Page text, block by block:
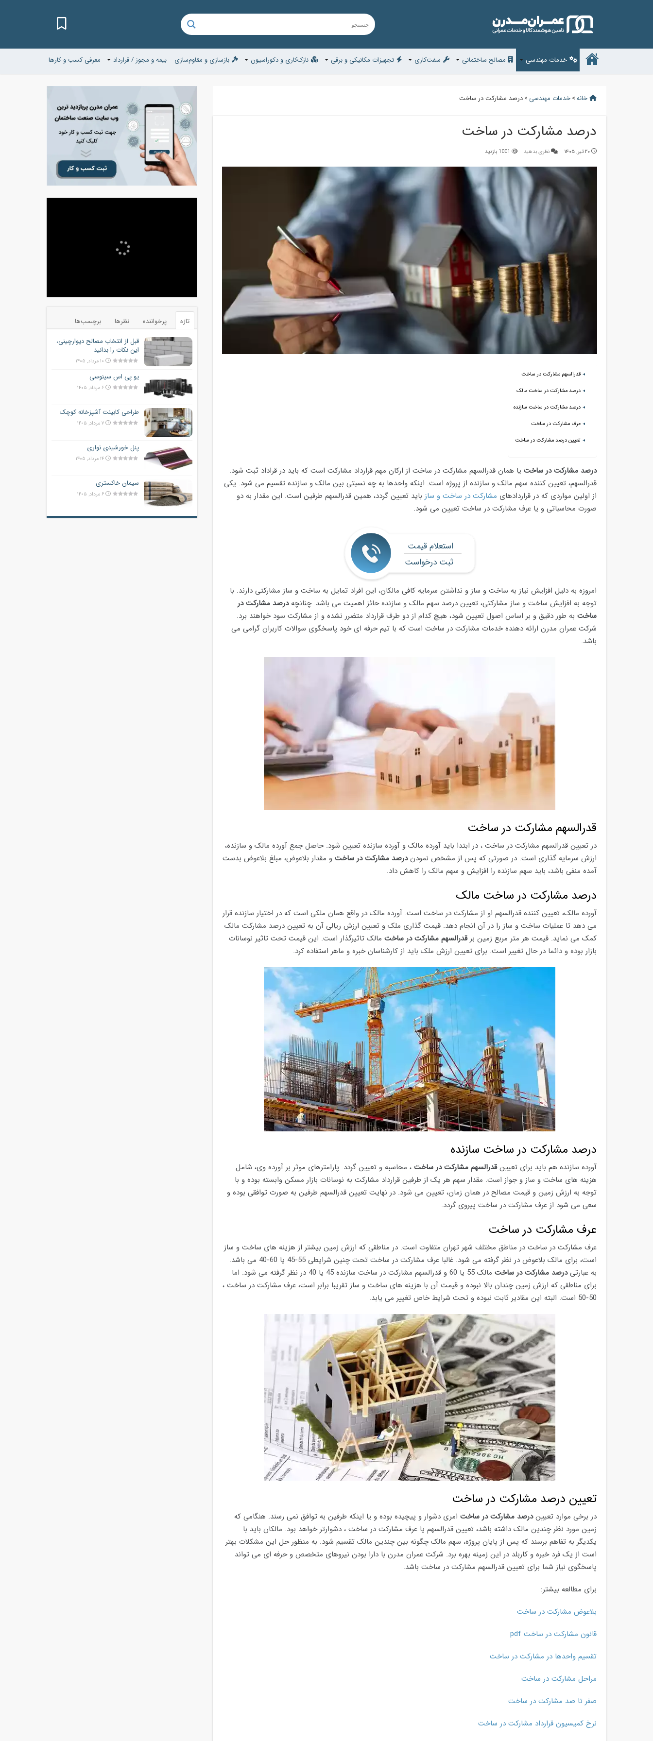
خدمات مهندسی مصالح ساختمانی سفت‌کاری تجهیزات مکانیکی و برقی نازک‌کاری و دکوراسیون بازسازی و مقاوم‌سازی بیمه و مجوز / قرارداد معرفی کسب و کارها
خانه>خدمات مهندسی>درصد مشارکت در ساخت
درصد مشارکت در ساخت
۲۰ تیر, ۱۴۰۵ نظری بدهید 1001 بازدید
قدرالسهم مشارکت در ساخت
درصد مشارکت در ساخت مالک
درصد مشارکت در ساخت سازنده
عرف مشارکت در ساخت
تعیین درصد مشارکت در ساخت
درصد مشارکت در ساخت یا همان قدرالسهم مشارکت در ساخت از ارکان مهم قرارداد مشارکت است که باید در قراداد ثبت شود.
قدرالسهم، تعیین کننده سهم مالک و سازنده از پروژه است. اینکه واحدها به چه نسبتی بین مالک و سازنده تقسیم می شود. یکی
از اولین مواردی که در قراردادهای مشارکت در ساخت و ساز باید تعیین گردد، همین قدرالسهم طرفین است. این مقدار به دو
صورت محاسباتی و یا عرف مشارکت در ساخت تعیین می شود.
استعلام قیمت
ثبت درخواست
امروزه به دلیل افزایش نیاز به ساخت و ساز و نداشتن سرمایه کافی مالکان، این افراد تمایل به ساخت و ساز مشارکتی دارند. با
توجه به افزایش ساخت و ساز مشارکتی، تعیین درصد سهم مالک و سازنده حائز اهمیت می باشد. چنانچهدرصد مشارکت در
ساخت به طور دقیق و بر اساس اصول تعیین شود، هیچ کدام از دو طرف قرارداد متضرر نشده و از مشارکت سود خواهند برد.
شرکت عمران مدرن ارائه دهنده خدمات مشارکت در ساخت است که با تیم حرفه ای خود پاسخگوی سوالات کاربران گرامی می
باشد.
قدرالسهم مشارکت در ساخت
در تعیین قدرالسهم مشارکت در ساخت ، در ابتدا باید آورده مالک و آورده سازنده تعیین شود. حاصل جمع آورده مالک و سازنده،
ارزش سرمایه گذاری است. در صورتی که پس از مشخص نمودندرصد مشارکت در ساخت و مقدار بلاعوض، مبلغ بلاعوض بدست
آمده منفی باشد، باید سهم سازنده را افزایش و سهم مالک را کاهش داد.
درصد مشارکت در ساخت مالک
آورده مالک، تعیین کننده قدرالسهم او از مشارکت در ساخت است. آورده مالک در واقع همان ملکی است که در اختیار سازنده قرار
می دهد تا عملیات ساخت و ساز را در آن انجام دهد. قیمت گذاری ملک و تعیین ارزش ریالی آن به تعیین درصد مشارکت مالک
کمک می نماید. قیمت هر متر مربع زمین برقدرالسهم مشارکت در ساخت مالک تاثیرگذار است. این قیمت تحت تاثیر نوسانات
بازار بوده و دائما در حال تغییر است. برای تعیین ارزش ملک باید از کارشناسان خبره و ماهر استفاده کرد.
درصد مشارکت در ساخت سازنده
آورده سازنده هم باید برای تعیینقدرالسهم مشارکت در ساخت ، محاسبه و تعیین گردد. پارامترهای موثر بر آورده وی، شامل
هزینه های ساخت و ساز و جواز است. مقدار سهم هر یک از طرفین قرارداد مشارکت به نوسانات بازار مسکن وابسته بوده و با
توجه به ارزش زمین و قیمت مصالح در همان زمان، تعیین می شود. در نهایت تعیین قدرالسهم طرفین به صورت توافقی بوده و
سعی می شود از عرف مشارکت در ساخت پیروی گردد.
عرف مشارکت در ساخت
عرف مشارکت در ساخت در مناطق مختلف شهر تهران متفاوت است. در مناطقی که ارزش زمین بیشتر از هزینه های ساخت و ساز
است، برای مالک بلاعوض در نظر گرفته می شود. غالبا عرف مشارکت در ساخت تحت چنین شرایطی 55-45 یا 60-40 می باشد.
به عبارتیدرصد مشارکت در ساخت
مالک 55 یا 60 و قدرالسهم مشارکت در ساخت سازنده 45 یا 40 در نظر گرفته می شود. اما
برای مناطقی که ارزش زمین چندان بالا نبوده و قیمت آن با هزینه های ساخت و ساز تقریبا برابر است، عرف مشارکت در ساخت ،
50-50 است. البته این مقادیر ثابت نبوده و تحت شرایط خاص تغییر می یابد.
تعیین درصد مشارکت در ساخت
در برخی موارد تعییندرصد مشارکت در ساخت امری دشوار و پیچیده بوده و یا اینکه طرفین به توافق نمی رسند. هنگامی که
زمین مورد نظر چندین مالک داشته باشد، تعیین قدرالسهم یا عرف مشارکت در ساخت ، دشوارتر خواهد بود. مالکان باید با
یکدیگر به تفاهم برسند که پس از پایان پروژه، سهم مالک چگونه بین چندین مالک تقسیم شود. به منظور حل این مشکلات بهتر
است از یک فرد خبره و کاربلد در این زمینه بهره برد. شرکت عمران مدرن با دارا بودن نیروهای متخصص و حرفه ای می تواند
پاسخگوی نیاز شما برای تعیین قدرالسهم مشارکت در ساخت باشد.
برای مطالعه بیشتر:
بلاعوض مشارکت در ساخت
قانون مشارکت در ساخت pdf
تقسیم واحدها در مشارکت در ساخت
مراحل مشارکت در ساخت
صفر تا صد مشارکت در ساخت
نرخ کمیسیون قرارداد مشارکت در ساخت
تازه پرخواننده نظرها
برچسب‌ها
قبل از انتخاب مصالح دیوارچینی،
این نکات را بدانید
۱۰ مرداد, ۱۴۰۵
یو پی اس سینوسی
۶ مرداد, ۱۴۰۵
طراحی کابینت آشپزخانه کوچک
۷ مرداد, ۱۴۰۵
پنل خورشیدی نواری
۱۴ مرداد, ۱۴۰۵
سیمان خاکستری
۶ مرداد, ۱۴۰۵